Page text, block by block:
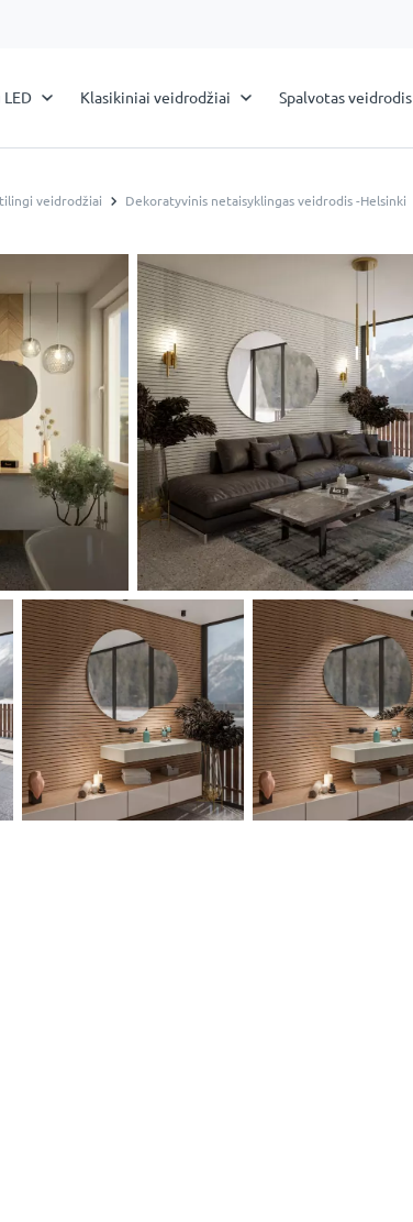
Klasikiniai veidrodžiai Spalvotas veidrodis
veidrodžiai Dekoratyvinis netaisyklingas veidrodis -Helsinki